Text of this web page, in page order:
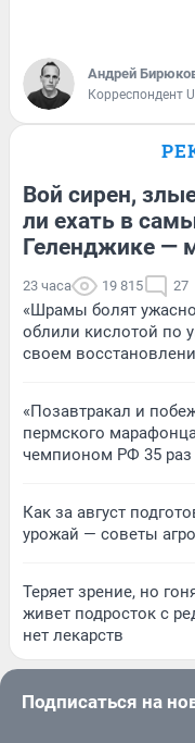
Андрей
Корреспондент
Вой сирен,
ли ехать в
Геленджике —
23 часа 19 815 27
«Шрамы болят
облили кислотой по
своем
«Позавтракал и
пермского
чемпионом РФ 35 раз
Как за август
урожай — советы
Теряет зрение, но
живет подросток с
нет лекарств
Подписаться на